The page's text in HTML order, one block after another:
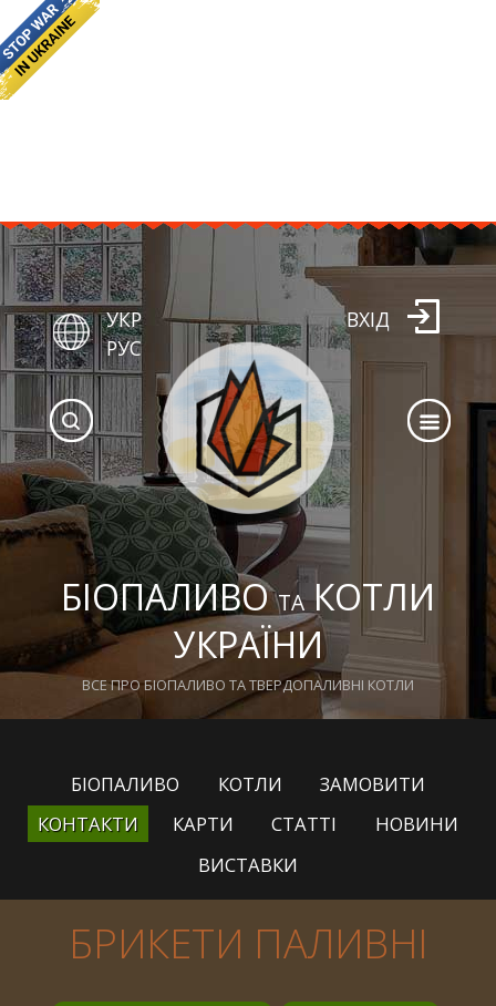
БІОПАЛИВОТАКОТЛИ
УКРАЇНИ
ВСЕ ПРО БІОПАЛИВО ТА ТВЕРДОПАЛИВНІ КОТЛИ
УКР
РУС
ВХІД
БІОПАЛИВО КОТЛИ
ЗАМОВИТИ
КОНТАКТИ
КАРТИ СТАТТІ
НОВИНИ
ВИСТАВКИ
БРИКЕТИ ПАЛИВНІ